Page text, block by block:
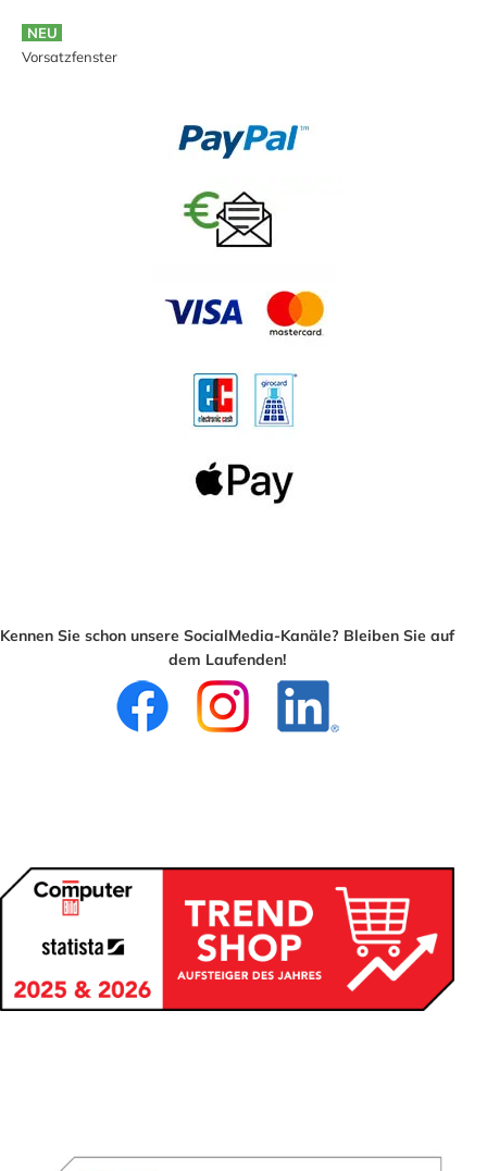
NEU
Vorsatzfenster
Kennen Sie schon unsere SocialMedia-Kanäle? Bleiben Sie auf
dem Laufenden!